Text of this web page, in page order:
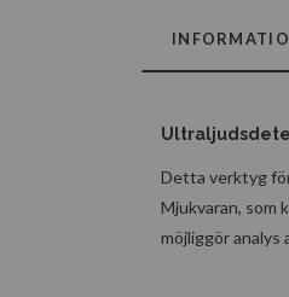
Detta verktyg
Mjukvaran, som
möjliggör analys